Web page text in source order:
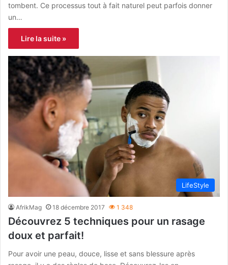
tombent. Ce processus tout à fait naturel peut parfois donner
un…
Lire la suite »
LifeStyle
AfrikMag 18 décembre 2017 1 348
Découvrez 5 techniques pour un rasage
doux et parfait!
Pour avoir une peau, douce, lisse et sans blessure après